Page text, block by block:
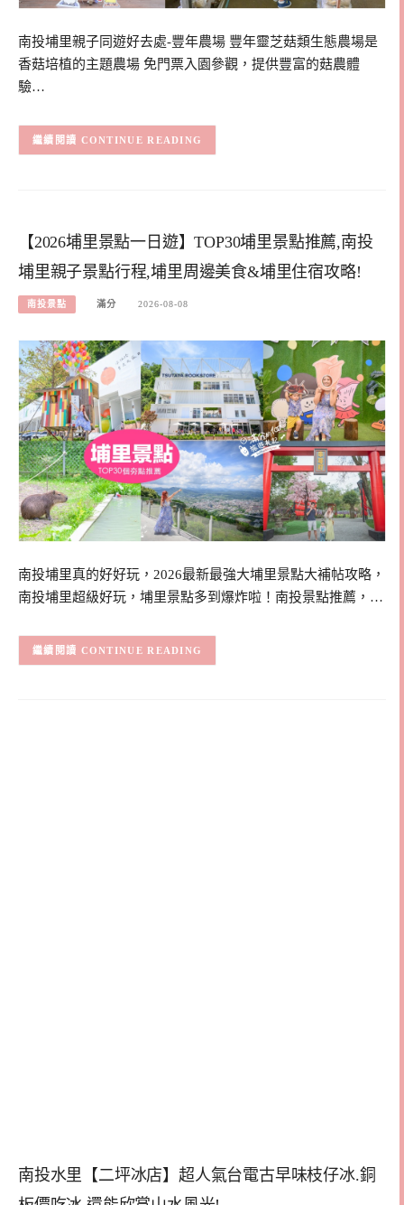
南投埔里親子同遊好去處-豐年農場 豐年靈芝菇類生態農場是
香菇培植的主題農場 免門票入園參觀，提供豐富的菇農體
驗…
CONTINUE READING
【2026埔里景點一日遊】TOP30埔里景點推薦,南投
埔里親子景點行程,埔里周邊美食&埔里住宿攻略!
南投景點 滿分 2026-08-08
南投埔里真的好好玩，2026最新最強大埔里景點大補帖攻略，
南投埔里超級好玩，埔里景點多到爆炸啦！南投景點推薦，…
CONTINUE READING
南投水里【二坪冰店】超人氣台電古早味枝仔冰.銅